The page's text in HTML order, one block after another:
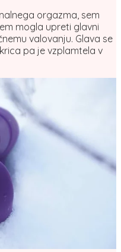
orgazma, sem
mogla upreti glavni
valovanju. Glava se
pa je vzplamtela v